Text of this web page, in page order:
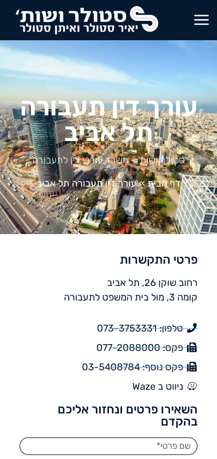
עורך דין תעבורה
תל אביב
סטולר ושות' - משרד עורכי דין לתעבורה
דף הבית»עורך דין תעבורה תל אביב
פרטי התקשרות
רחוב שוקן 26, תל אביב
קומה 3, מול בית המשפט לתעבורה
טלפון: 073-3753331
פקס: 077-2088000
פקס נוסף: 03-5408784
ניווט ב Waze
השאירו פרטים ונחזור אליכם
בהקדם